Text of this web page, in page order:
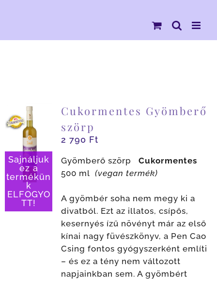
Sajnáljuk
ez a
termékün
k
ELFOGYO
TT!
Cukormentes Gyömberő
szörp
2 790 Ft
Gyömberő szörp Cukormentes
500 ml (vegan termék)
A gyömbér soha nem megy ki a
divatból. Ezt az illatos, csípős,
kesernyés ízű növényt már az első
kínai nagy füvészkönyv, a Pen Cao
Csing fontos gyógyszerként említi
– és ez a tény nem változott
napjainkban sem. A gyömbért